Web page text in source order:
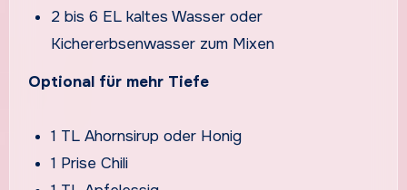
2 bis 6 EL kaltes Wasser oder
Kichererbsenwasser zum Mixen
Optional für mehr Tiefe
1 TL Ahornsirup oder Honig
1 Prise Chili